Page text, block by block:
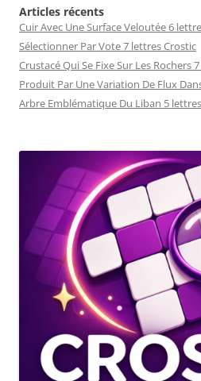
Articles récents
Cuir Avec Une Surface Veloutée 6
Sélectionner Par Vote 7 lettres Crostic
Crustacé Qui Se Fixe Sur Les Rochers
Produit Par Une Variation De Flux
Arbre Emblématique Du Liban 5